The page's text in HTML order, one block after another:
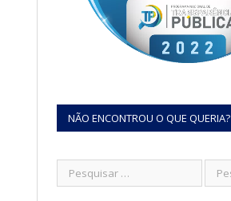
NÃO ENCONTROU O QUE QUERIA?